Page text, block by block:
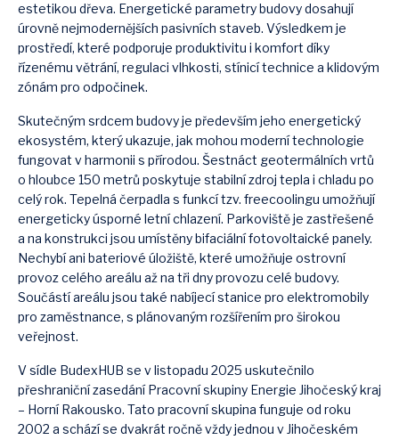
estetikou dřeva. Energetické parametry budovy dosahují
úrovně nejmodernějších pasivních staveb. Výsledkem je
prostředí, které podporuje produktivitu i komfort díky
řízenému větrání, regulaci vlhkosti, stínicí technice a klidovým
zónám pro odpočinek.
Skutečným srdcem budovy je především jeho energetický
ekosystém, který ukazuje, jak mohou moderní technologie
fungovat v harmonii s přírodou. Šestnáct geotermálních vrtů
o hloubce 150 metrů poskytuje stabilní zdroj tepla i chladu po
celý rok. Tepelná čerpadla s funkcí tzv. freecoolingu umožňují
energeticky úsporné letní chlazení. Parkoviště je zastřešené
a na konstrukci jsou umístěny bifaciální fotovoltaické panely.
Nechybí ani bateriové úložiště, které umožňuje ostrovní
provoz celého areálu až na tři dny provozu celé budovy.
Součástí areálu jsou také nabíjecí stanice pro elektromobily
pro zaměstnance, s plánovaným rozšířením pro širokou
veřejnost.
V sídle BudexHUB se v listopadu 2025 uskutečnilo
přeshraniční zasedání Pracovní skupiny Energie Jihočeský kraj
– Horní Rakousko. Tato pracovní skupina funguje od roku
2002 a schází se dvakrát ročně vždy jednou v Jihočeském